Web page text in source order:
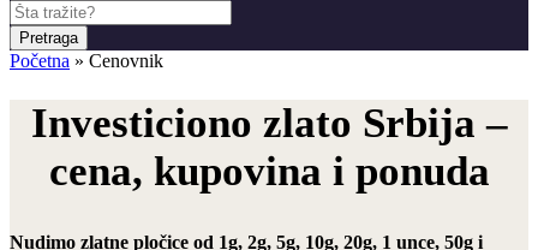
Pretraga
Početna » Cenovnik
Investiciono zlato Srbija –
cena, kupovina i ponuda
Nudimo zlatne pločice od 1g, 2g, 5g, 10g, 20g, 1 unce, 50g i